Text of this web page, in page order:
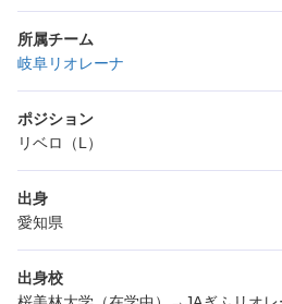
所属チーム
岐阜リオレーナ
ポジション
リベロ（L）
出身
愛知県
出身校